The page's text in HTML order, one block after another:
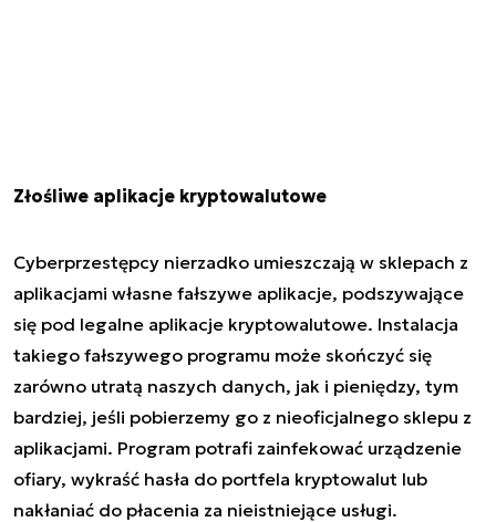
Złośliwe aplikacje kryptowalutowe
Cyberprzestępcy nierzadko umieszczają w sklepach z
aplikacjami własne fałszywe aplikacje, podszywające
się pod legalne aplikacje kryptowalutowe. Instalacja
takiego fałszywego programu może skończyć się
zarówno utratą naszych danych, jak i pieniędzy, tym
bardziej, jeśli pobierzemy go z nieoficjalnego sklepu z
aplikacjami. Program potrafi zainfekować urządzenie
ofiary, wykraść hasła do portfela kryptowalut lub
nakłaniać do płacenia za nieistniejące usługi.